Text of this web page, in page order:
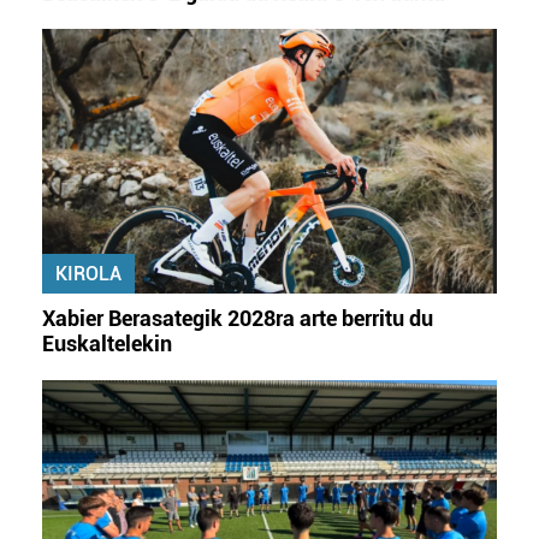
zure baimena Cookieen adierazpenean.
Webgune honek cookie propioak eta hirugarrenen cookie-
fitxategiak erabiltzen ditu. Zure esperientzia eta
zerbitzuak hobetzeko asmoz, cookie teknologiaz
baliatzen gara. Ohar hau onartuz gero, teknologia hori
erabiltzeko baimen esplizitua ematen diguzu.Gehiago
irakurri
KIROLA
Xabier Berasategik 2028ra arte berritu du
Euskaltelekin